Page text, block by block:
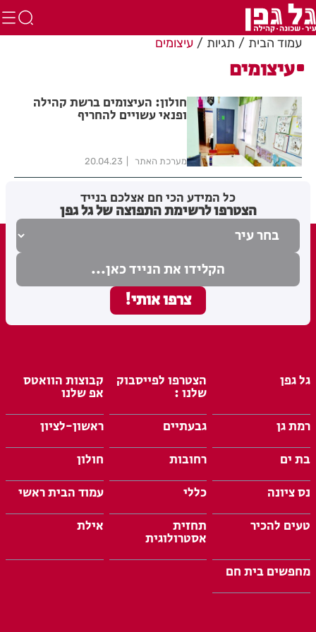
עמוד הבית תגיות עיצומים
עיצומים
חולון: העיצומים ברשת קהילה
ופנאי עשויים להחריף
מערכת האתר 20.04.23
כל המידע הכי חם אצלכם בנייד
הצטרפו לרשימת התפוצה של גל גפן
גל גפן הצטרפו לפייסבוק
שלנו :
קבוצות הוואטס
אפ שלנו
רמת גן
גבעתיים
ראשון-לציון
בת ים
רחובות
חולון
נס ציונה
כללי
עמוד הבית ראשי
טעים להכיר
תחזית
אסטרולוגית
אילת
מחפשים בית חם